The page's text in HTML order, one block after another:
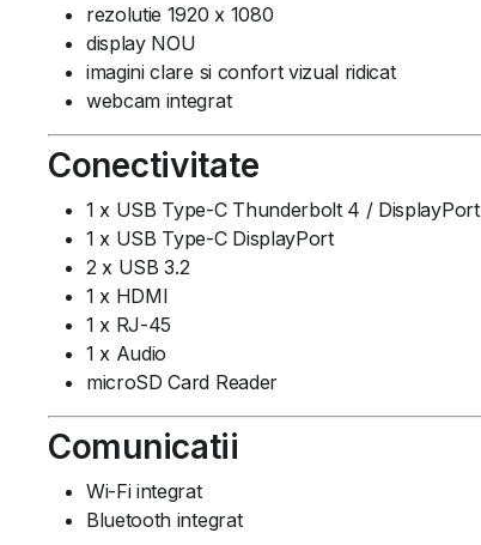
rezolutie 1920 x 1080
display NOU
imagini clare si confort vizual ridicat
webcam integrat
Conectivitate
1 x USB Type-C Thunderbolt 4 / DisplayPort
1 x USB Type-C DisplayPort
2 x USB 3.2
1 x HDMI
1 x RJ-45
1 x Audio
microSD Card Reader
Comunicatii
Wi-Fi integrat
Bluetooth integrat